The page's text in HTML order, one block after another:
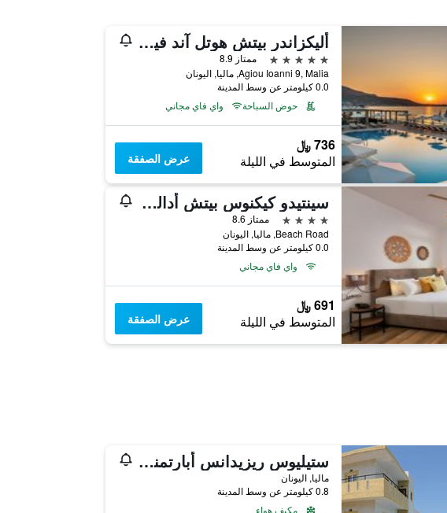
أليكزاندر بيتش هوتل آند فيليدج ريزورت
5 نجوم
ممتاز 8.9
Agiou Ioanni 9, Malia, ماليا, اليونان
0.0 كيلومتر عن وسط المدينة
حوض السباحة
واي فاي مجاني
736 ﷼
المتوسط في الليلة عرض الصفقة
سينتيدو كيكنوس بيتش أدالتس أونلي - شامامل جميع الخدمات
4 نجوم
ممتاز 8.6
Beach Road, ماليا, اليونان
0.0 كيلومتر عن وسط المدينة
واي فاي مجاني
691 ﷼
المتوسط في الليلة عرض الصفقة
ستيليوس ريزيدانس أبارتمنتس
ماليا, اليونان
0.8 كيلومتر عن وسط المدينة
مكيف هواء